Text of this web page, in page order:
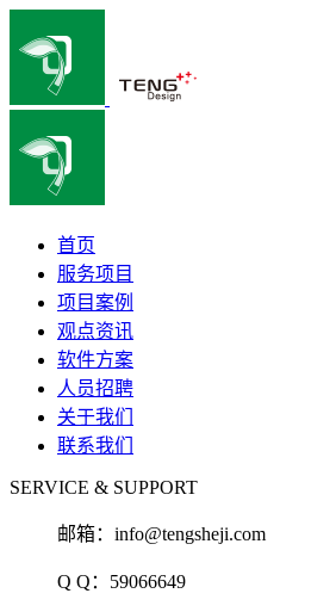
首页
服务项目
项目案例
观点资讯
软件方案
人员招聘
关于我们
联系我们
SERVICE & SUPPORT
邮箱： info@tengsheji.com
Q Q： 59066649